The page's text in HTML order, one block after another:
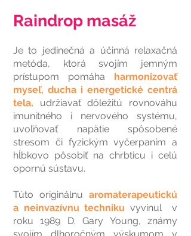
Raindrop masáž
Je to jedinečná a účinná relaxačná
metóda, ktorá svojím jemným
prístupom pomáha harmonizovať
myseľ, ducha i energetické centrá
tela, udržiavať dôležitú rovnováhu
imunitného i nervového systému,
uvoľňovať napätie spôsobené
stresom či fyzickým vyčerpaním a
hĺbkovo pôsobiť na chrbticu i celú
opornú sústavu.
Túto originálnu aromaterapeutickú
a neinvazívnu techniku vyvinul v
roku 1989 D. Gary Young, známy